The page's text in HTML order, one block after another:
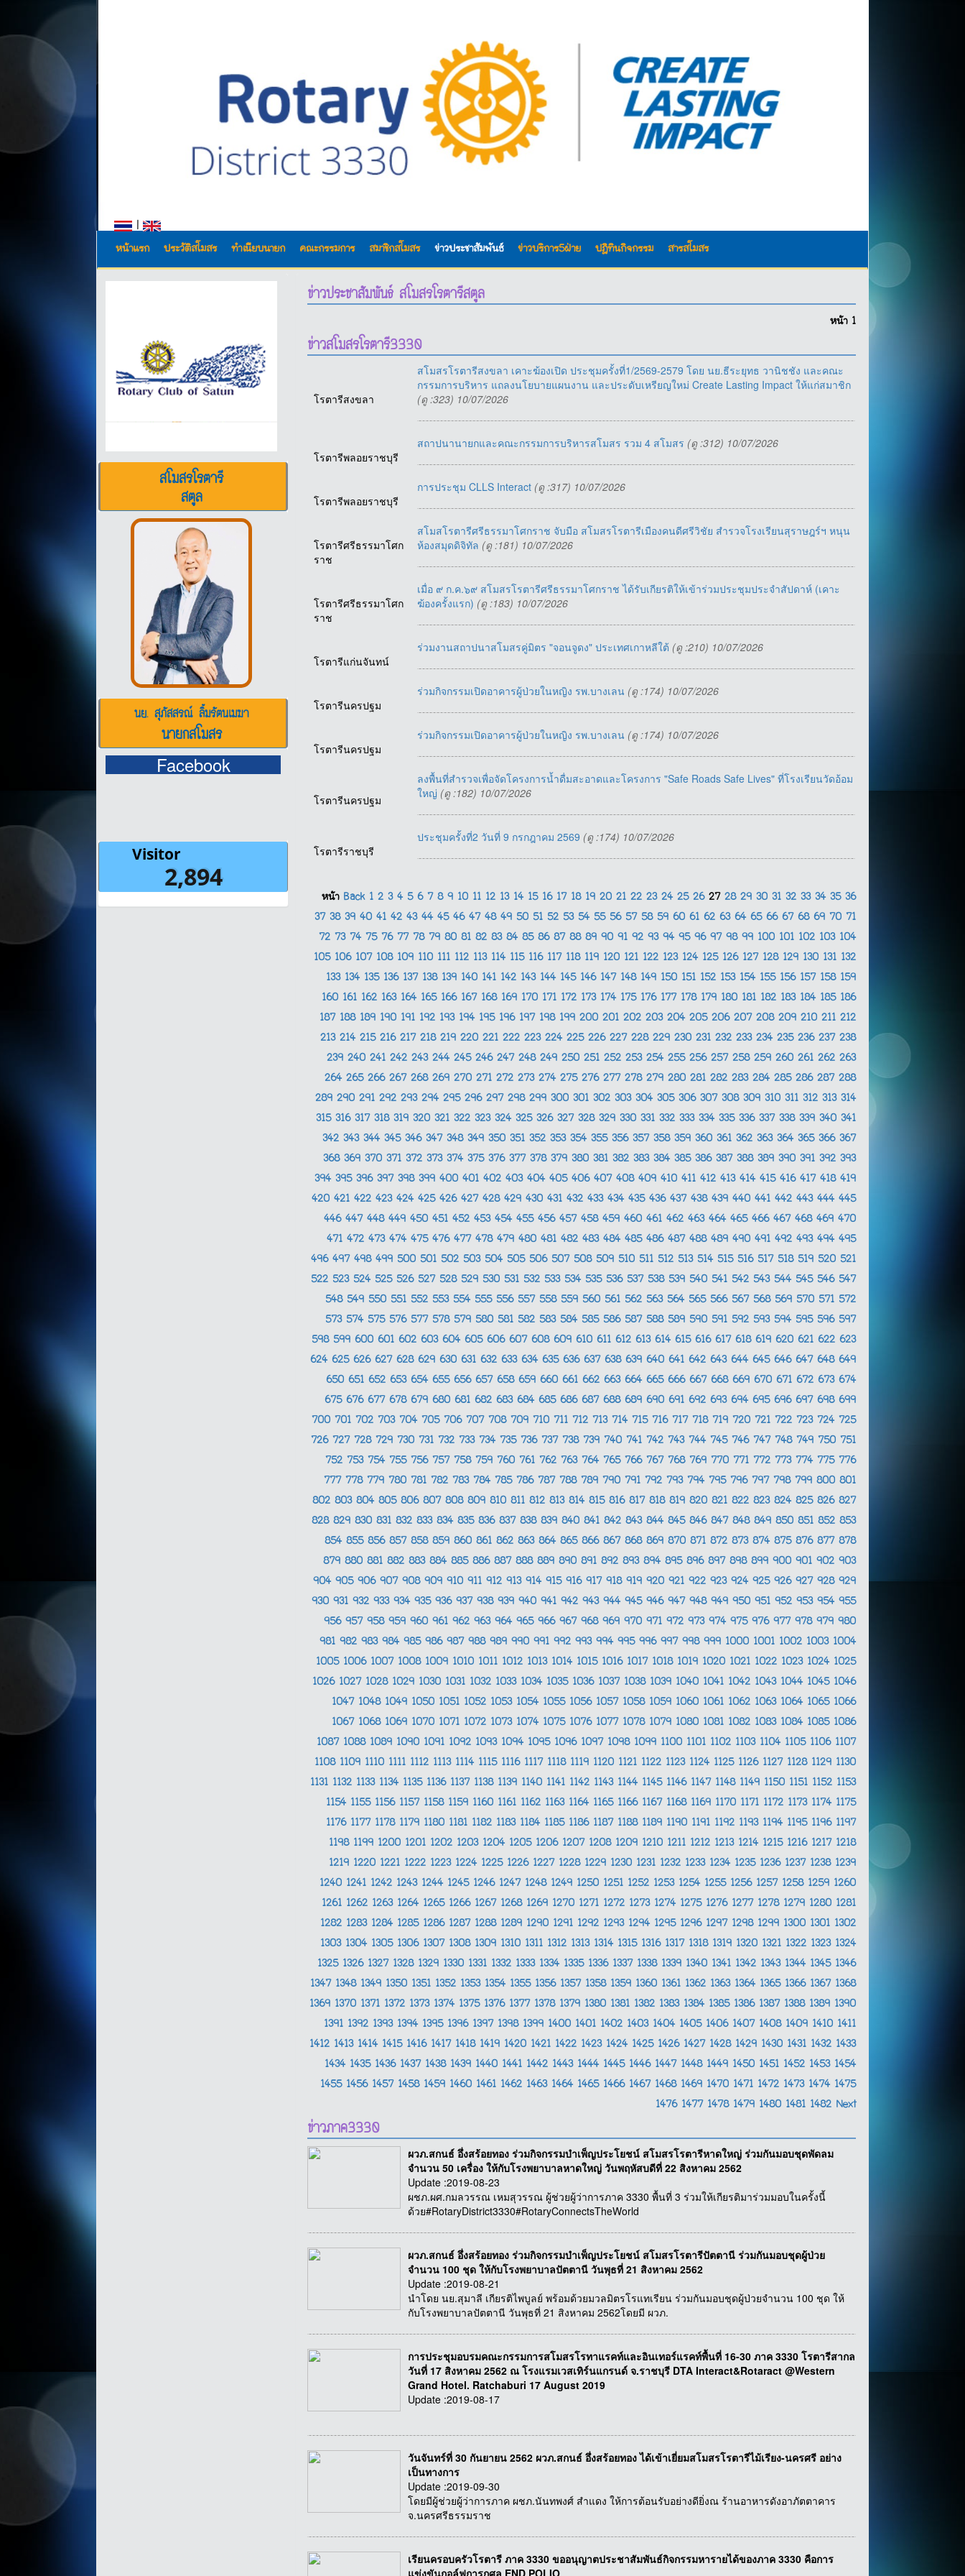
|
หน้าแรก ประวัติสโมสร ทำเนียบนายก คณะกรรมการ สมาชิกสโมสร ข่าวประชาสัมพันธ์ ข่าวบริการ5ฝ่าย ปฎิทินกิจกรรม สารสโมสร
สโมสรโรตารี
สตูล
นย. สุภัสสรณ์ ลิ้มรัตนเมฆา
นายกสโมสร
Facebook
ข่าวประชาสัมพันธ์ สโมสรโรตารีสตูล
หน้า 1
ข่าวสโมสรโรตารี3330
โรตารีสงขลา
สโมสรโรตารีสงขลา เคาะฆ้องเปิด ประชุมครั้งที่1/2569-2579 โดย นย.ธีระยุทธ วานิชชัง และคณะ
กรรมการบริหาร แถลงนโยบายแผนงาน และประดับเหรียญใหม่ Create Lasting Impact ให้แก่สมาชิก
(ดู :323) 10/07/2026
โรตารีพลอยราชบุรี
สถาปนานายกและคณะกรรมการบริหารสโมสร รวม 4 สโมสร (ดู :312) 10/07/2026
โรตารีพลอยราชบุรี
การประชุม CLLS Interact (ดู :317) 10/07/2026
โรตารีศรีธรรมาโศก
ราช
สโมสโรตารีศรีธรรมาโศกราช จับมือ สโมสรโรตารีเมืองคนดีศรีวิชัย สำรวจโรงเรียนสุราษฎร์ฯ หนุน
ห้องสมุดดิจิทัล (ดู :181) 10/07/2026
โรตารีศรีธรรมาโศก
ราช
เมื่อ ๙ ก.ค.๖๙ สโมสรโรตารีศรีธรรมาโศกราช ได้รับเกียรติให้เข้าร่วมประชุมประจำสัปดาห์ (เคาะ
ฆ้องครั้งแรก) (ดู :183) 10/07/2026
โรตารีแก่นจันทน์
ร่วมงานสถาปนาสโมสรคู่มิตร "จอนจูดง" ประเทศเกาหลีใต้ (ดู :210) 10/07/2026
โรตารีนครปฐม
ร่วมกิจกรรมเปิดอาคารผู้ป่วยในหญิง รพ.บางเลน (ดู :174) 10/07/2026
โรตารีนครปฐม
ร่วมกิจกรรมเปิดอาคารผู้ป่วยในหญิง รพ.บางเลน (ดู :174) 10/07/2026
โรตารีนครปฐม
ลงพื้นที่สำรวจเพื่อจัดโครงการน้ำดื่มสะอาดและโครงการ "Safe Roads Safe Lives" ที่โรงเรียนวัดอ้อม
ใหญ่ (ดู :182) 10/07/2026
โรตารีราชบุรี
ประชุมครั้งที่2 วันที่ 9 กรกฎาคม 2569 (ดู :174) 10/07/2026
หน้า Back 1 2 3 4 5 6 7 8 9 10 11 12 13 14 15 16 17 18 19 20 21 22 23 24 25 26 27 28 29 30 31 32 33 34 35 36
37 38 39 40 41 42 43 44 45 46 47 48 49 50 51 52 53 54 55 56 57 58 59 60 61 62 63 64 65 66 67 68 69 70 71
72 73 74 75 76 77 78 79 80 81 82 83 84 85 86 87 88 89 90 91 92 93 94 95 96 97 98 99 100 101 102 103 104
105 106 107 108 109 110 111 112 113 114 115 116 117 118 119 120 121 122 123 124 125 126 127 128 129 130 131 132
133 134 135 136 137 138 139 140 141 142 143 144 145 146 147 148 149 150 151 152 153 154 155 156 157 158 159
160 161 162 163 164 165 166 167 168 169 170 171 172 173 174 175 176 177 178 179 180 181 182 183 184 185 186
187 188 189 190 191 192 193 194 195 196 197 198 199 200 201 202 203 204 205 206 207 208 209 210 211 212
213 214 215 216 217 218 219 220 221 222 223 224 225 226 227 228 229 230 231 232 233 234 235 236 237 238
239 240 241 242 243 244 245 246 247 248 249 250 251 252 253 254 255 256 257 258 259 260 261 262 263
264 265 266 267 268 269 270 271 272 273 274 275 276 277 278 279 280 281 282 283 284 285 286 287 288
289 290 291 292 293 294 295 296 297 298 299 300 301 302 303 304 305 306 307 308 309 310 311 312 313 314
315 316 317 318 319 320 321 322 323 324 325 326 327 328 329 330 331 332 333 334 335 336 337 338 339 340 341
342 343 344 345 346 347 348 349 350 351 352 353 354 355 356 357 358 359 360 361 362 363 364 365 366 367
368 369 370 371 372 373 374 375 376 377 378 379 380 381 382 383 384 385 386 387 388 389 390 391 392 393
394 395 396 397 398 399 400 401 402 403 404 405 406 407 408 409 410 411 412 413 414 415 416 417 418 419
420 421 422 423 424 425 426 427 428 429 430 431 432 433 434 435 436 437 438 439 440 441 442 443 444 445
446 447 448 449 450 451 452 453 454 455 456 457 458 459 460 461 462 463 464 465 466 467 468 469 470
471 472 473 474 475 476 477 478 479 480 481 482 483 484 485 486 487 488 489 490 491 492 493 494 495
496 497 498 499 500 501 502 503 504 505 506 507 508 509 510 511 512 513 514 515 516 517 518 519 520 521
522 523 524 525 526 527 528 529 530 531 532 533 534 535 536 537 538 539 540 541 542 543 544 545 546 547
548 549 550 551 552 553 554 555 556 557 558 559 560 561 562 563 564 565 566 567 568 569 570 571 572
573 574 575 576 577 578 579 580 581 582 583 584 585 586 587 588 589 590 591 592 593 594 595 596 597
598 599 600 601 602 603 604 605 606 607 608 609 610 611 612 613 614 615 616 617 618 619 620 621 622 623
624 625 626 627 628 629 630 631 632 633 634 635 636 637 638 639 640 641 642 643 644 645 646 647 648 649
650 651 652 653 654 655 656 657 658 659 660 661 662 663 664 665 666 667 668 669 670 671 672 673 674
675 676 677 678 679 680 681 682 683 684 685 686 687 688 689 690 691 692 693 694 695 696 697 698 699
700 701 702 703 704 705 706 707 708 709 710 711 712 713 714 715 716 717 718 719 720 721 722 723 724 725
726 727 728 729 730 731 732 733 734 735 736 737 738 739 740 741 742 743 744 745 746 747 748 749 750 751
752 753 754 755 756 757 758 759 760 761 762 763 764 765 766 767 768 769 770 771 772 773 774 775 776
777 778 779 780 781 782 783 784 785 786 787 788 789 790 791 792 793 794 795 796 797 798 799 800 801
802 803 804 805 806 807 808 809 810 811 812 813 814 815 816 817 818 819 820 821 822 823 824 825 826 827
828 829 830 831 832 833 834 835 836 837 838 839 840 841 842 843 844 845 846 847 848 849 850 851 852 853
854 855 856 857 858 859 860 861 862 863 864 865 866 867 868 869 870 871 872 873 874 875 876 877 878
879 880 881 882 883 884 885 886 887 888 889 890 891 892 893 894 895 896 897 898 899 900 901 902 903
904 905 906 907 908 909 910 911 912 913 914 915 916 917 918 919 920 921 922 923 924 925 926 927 928 929
930 931 932 933 934 935 936 937 938 939 940 941 942 943 944 945 946 947 948 949 950 951 952 953 954 955
956 957 958 959 960 961 962 963 964 965 966 967 968 969 970 971 972 973 974 975 976 977 978 979 980
981 982 983 984 985 986 987 988 989 990 991 992 993 994 995 996 997 998 999 1000 1001 1002 1003 1004
1005 1006 1007 1008 1009 1010 1011 1012 1013 1014 1015 1016 1017 1018 1019 1020 1021 1022 1023 1024 1025
1026 1027 1028 1029 1030 1031 1032 1033 1034 1035 1036 1037 1038 1039 1040 1041 1042 1043 1044 1045 1046
1047 1048 1049 1050 1051 1052 1053 1054 1055 1056 1057 1058 1059 1060 1061 1062 1063 1064 1065 1066
1067 1068 1069 1070 1071 1072 1073 1074 1075 1076 1077 1078 1079 1080 1081 1082 1083 1084 1085 1086
1087 1088 1089 1090 1091 1092 1093 1094 1095 1096 1097 1098 1099 1100 1101 1102 1103 1104 1105 1106 1107
1108 1109 1110 1111 1112 1113 1114 1115 1116 1117 1118 1119 1120 1121 1122 1123 1124 1125 1126 1127 1128 1129 1130
1131 1132 1133 1134 1135 1136 1137 1138 1139 1140 1141 1142 1143 1144 1145 1146 1147 1148 1149 1150 1151 1152 1153
1154 1155 1156 1157 1158 1159 1160 1161 1162 1163 1164 1165 1166 1167 1168 1169 1170 1171 1172 1173 1174 1175
1176 1177 1178 1179 1180 1181 1182 1183 1184 1185 1186 1187 1188 1189 1190 1191 1192 1193 1194 1195 1196 1197
1198 1199 1200 1201 1202 1203 1204 1205 1206 1207 1208 1209 1210 1211 1212 1213 1214 1215 1216 1217 1218
1219 1220 1221 1222 1223 1224 1225 1226 1227 1228 1229 1230 1231 1232 1233 1234 1235 1236 1237 1238 1239
1240 1241 1242 1243 1244 1245 1246 1247 1248 1249 1250 1251 1252 1253 1254 1255 1256 1257 1258 1259 1260
1261 1262 1263 1264 1265 1266 1267 1268 1269 1270 1271 1272 1273 1274 1275 1276 1277 1278 1279 1280 1281
1282 1283 1284 1285 1286 1287 1288 1289 1290 1291 1292 1293 1294 1295 1296 1297 1298 1299 1300 1301 1302
1303 1304 1305 1306 1307 1308 1309 1310 1311 1312 1313 1314 1315 1316 1317 1318 1319 1320 1321 1322 1323 1324
1325 1326 1327 1328 1329 1330 1331 1332 1333 1334 1335 1336 1337 1338 1339 1340 1341 1342 1343 1344 1345 1346
1347 1348 1349 1350 1351 1352 1353 1354 1355 1356 1357 1358 1359 1360 1361 1362 1363 1364 1365 1366 1367 1368
1369 1370 1371 1372 1373 1374 1375 1376 1377 1378 1379 1380 1381 1382 1383 1384 1385 1386 1387 1388 1389 1390
1391 1392 1393 1394 1395 1396 1397 1398 1399 1400 1401 1402 1403 1404 1405 1406 1407 1408 1409 1410 1411
1412 1413 1414 1415 1416 1417 1418 1419 1420 1421 1422 1423 1424 1425 1426 1427 1428 1429 1430 1431 1432 1433
1434 1435 1436 1437 1438 1439 1440 1441 1442 1443 1444 1445 1446 1447 1448 1449 1450 1451 1452 1453 1454
1455 1456 1457 1458 1459 1460 1461 1462 1463 1464 1465 1466 1467 1468 1469 1470 1471 1472 1473 1474 1475
1476 1477 1478 1479 1480 1481 1482 Next
ข่าวภาค3330
ผวภ.สกนธ์ อึ่งสร้อยทอง ร่วมกิจกรรมบำเพ็ญประโยชน์ สโมสรโรตารีหาดใหญ่ ร่วมกันมอบชุดพัดลม
จำนวน 50 เครื่อง ให้กับโรงพยาบาลหาดใหญ่ วันพฤหัสบดีที่ 22 สิงหาคม 2562
Update :2019-08-23
ผชภ.ผศ.กมลวรรณ เหมสุวรรณ ผู้ช่วยผู้ว่าการภาค 3330 พื้นที่ 3 ร่วมให้เกียรติมาร่วมมอบในครั้งนี้
ด้วย#RotaryDistrict3330#RotaryConnectsTheWorld
ผวภ.สกนธ์ อึ่งสร้อยทอง ร่วมกิจกรรมบำเพ็ญประโยชน์ สโมสรโรตารีปัตตานี ร่วมกันมอบชุดผู้ป่วย
จำนวน 100 ชุด ให้กับโรงพยาบาลปัตตานี วันพุธที่ 21 สิงหาคม 2562
Update :2019-08-21
นำโดย นย.สุมาลี เกียรติไพบูลย์ พร้อมด้วยมวลมิตรโรแทเรียน ร่วมกันมอบชุดผู้ป่วยจำนวน 100 ชุด ให้
กับโรงพยาบาลปัตตานี วันพุธที่ 21 สิงหาคม 2562โดยมี ผวภ.
การประชุมอบรมคณะกรรมการสโมสรโรทาแรคท์และอินเทอร์แรคท์พื้นที่ 16-30 ภาค 3330 โรตารีสากล
วันที่ 17 สิงหาคม 2562 ณ โรงแรมเวสเทิร์นแกรนด์ จ.ราชบุรี DTA Interact&Rotaract @Western
Grand Hotel. Ratchaburi 17 August 2019
Update :2019-08-17
วันจันทร์ที่ 30 กันยายน 2562 ผวภ.สกนธ์ อึ่งสร้อยทอง ได้เข้าเยี่ยมสโมสรโรตารีไม้เรียง-นครศรี อย่าง
เป็นทางการ
Update :2019-09-30
โดยมีผู้ช่วยผู้ว่าการภาค ผชภ.นันทพงศ์ สำแดง ให้การต้อนรับอย่างดียิ่งณ ร้านอาหารดังอาภัตตาคาร
จ.นครศรีธรรมราช
เรียนครอบครัวโรตารี ภาค 3330 ขออนุญาตประชาสัมพันธ์กิจกรรมหารายได้ของภาค 3330 คือการ